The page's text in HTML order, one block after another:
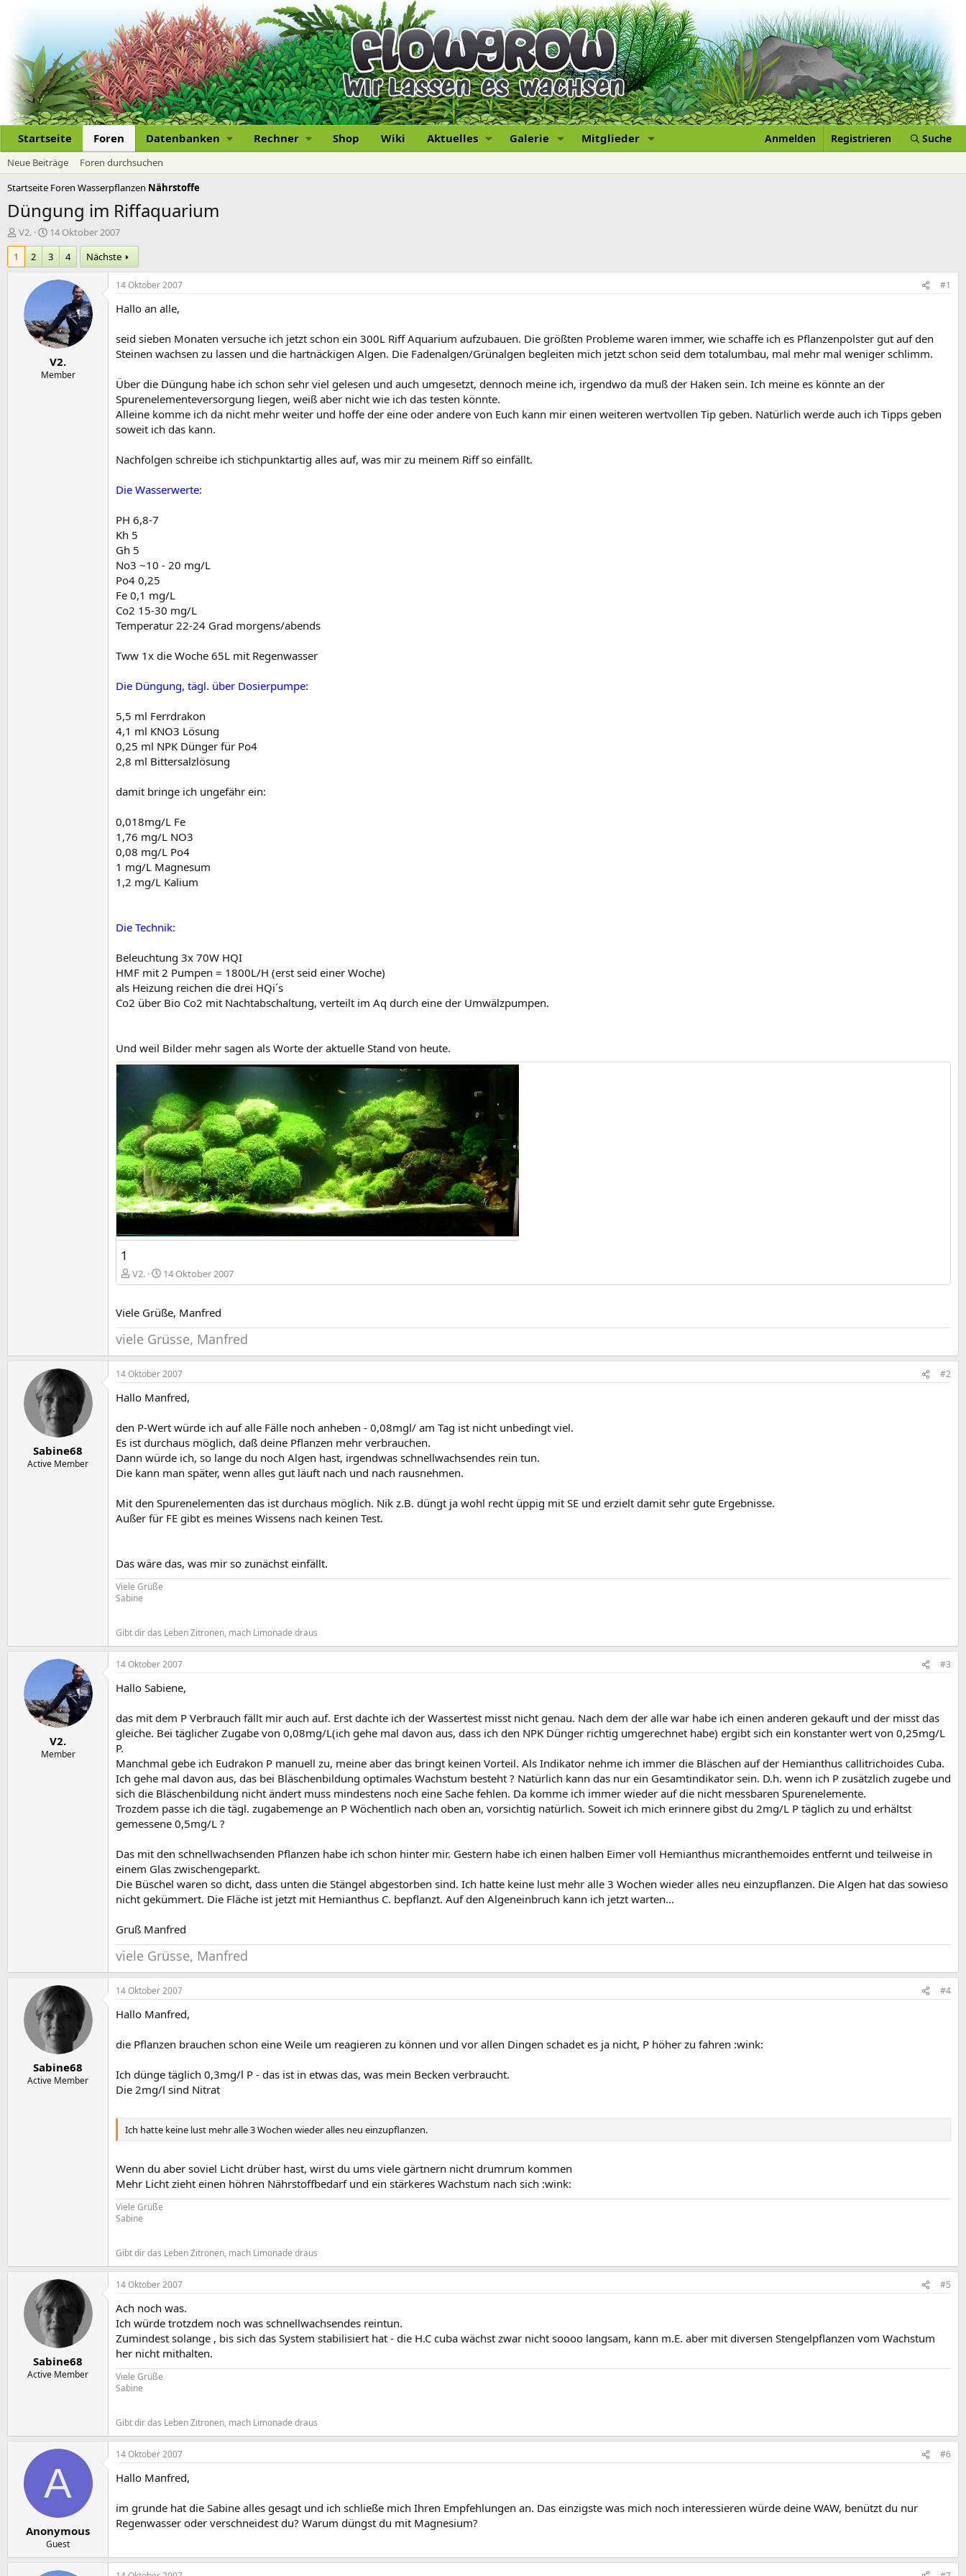
Startseite Foren Datenbanken Rechner Shop Wiki Aktuelles Galerie Mitglieder Anmelden Registrieren Suche
Neue Beiträge
Foren durchsuchen
Startseite Foren Wasserpflanzen Nährstoffe
Düngung im Riffaquarium
E
r
t
V2.
E
r
s
t
e
t
a
m
14 Oktober 2007
1
2 3 4 Nächste
V2.
Member
14 Oktober 2007 #1
Hallo an alle,
seid sieben Monaten versuche ich jetzt schon ein 300L Riff Aquarium aufzubauen. Die größten Probleme waren immer, wie schaffe ich es Pflanzenpolster gut auf den
Steinen wachsen zu lassen und die hartnäckigen Algen. Die Fadenalgen/Grünalgen begleiten mich jetzt schon seid dem totalumbau, mal mehr mal weniger schlimm.
Über die Düngung habe ich schon sehr viel gelesen und auch umgesetzt, dennoch meine ich, irgendwo da muß der Haken sein. Ich meine es könnte an der
Spurenelementeversorgung liegen, weiß aber nicht wie ich das testen könnte.
Alleine komme ich da nicht mehr weiter und hoffe der eine oder andere von Euch kann mir einen weiteren wertvollen Tip geben. Natürlich werde auch ich Tipps geben
soweit ich das kann.
Nachfolgen schreibe ich stichpunktartig alles auf, was mir zu meinem Riff so einfällt.
Die Wasserwerte:
PH 6,8-7
Kh 5
Gh 5
No3 ~10 - 20 mg/L
Po4 0,25
Fe 0,1 mg/L
Co2 15-30 mg/L
Temperatur 22-24 Grad morgens/abends
Tww 1x die Woche 65L mit Regenwasser
Die Düngung, tägl. über Dosierpumpe:
5,5 ml Ferrdrakon
4,1 ml KNO3 Lösung
0,25 ml NPK Dünger für Po4
2,8 ml Bittersalzlösung
damit bringe ich ungefähr ein:
0,018mg/L Fe
1,76 mg/L NO3
0,08 mg/L Po4
1 mg/L Magnesum
1,2 mg/L Kalium
Die Technik:
Beleuchtung 3x 70W HQI
HMF mit 2 Pumpen = 1800L/H (erst seid einer Woche)
als Heizung reichen die drei HQi´s
Co2 über Bio Co2 mit Nachtabschaltung, verteilt im Aq durch eine der Umwälzpumpen.
Und weil Bilder mehr sagen als Worte der aktuelle Stand von heute.
1
V2. 14 Oktober 2007
Viele Grüße, Manfred
viele Grüsse, Manfred
Sabine68
Active Member
14 Oktober 2007 #2
Hallo Manfred,
den P-Wert würde ich auf alle Fälle noch anheben - 0,08mgl/ am Tag ist nicht unbedingt viel.
Es ist durchaus möglich, daß deine Pflanzen mehr verbrauchen.
Dann würde ich, so lange du noch Algen hast, irgendwas schnellwachsendes rein tun.
Die kann man später, wenn alles gut läuft nach und nach rausnehmen.
Mit den Spurenelementen das ist durchaus möglich. Nik z.B. düngt ja wohl recht üppig mit SE und erzielt damit sehr gute Ergebnisse.
Außer für FE gibt es meines Wissens nach keinen Test.
Das wäre das, was mir so zunächst einfällt.
Viele Grüße
Sabine
Gibt dir das Leben Zitronen, mach Limonade draus
V2.
Member
14 Oktober 2007 #3
Hallo Sabiene,
das mit dem P Verbrauch fällt mir auch auf. Erst dachte ich der Wassertest misst nicht genau. Nach dem der alle war habe ich einen anderen gekauft und der misst das
gleiche. Bei täglicher Zugabe von 0,08mg/L(ich gehe mal davon aus, dass ich den NPK Dünger richtig umgerechnet habe) ergibt sich ein konstanter wert von 0,25mg/L
P.
Manchmal gebe ich Eudrakon P manuell zu, meine aber das bringt keinen Vorteil. Als Indikator nehme ich immer die Bläschen auf der Hemianthus callitrichoides Cuba.
Ich gehe mal davon aus, das bei Bläschenbildung optimales Wachstum besteht ? Natürlich kann das nur ein Gesamtindikator sein. D.h. wenn ich P zusätzlich zugebe und
sich die Bläschenbildung nicht ändert muss mindestens noch eine Sache fehlen. Da komme ich immer wieder auf die nicht messbaren Spurenelemente.
Trozdem passe ich die tägl. zugabemenge an P Wöchentlich nach oben an, vorsichtig natürlich. Soweit ich mich erinnere gibst du 2mg/L P täglich zu und erhältst
gemessene 0,5mg/L ?
Das mit den schnellwachsenden Pflanzen habe ich schon hinter mir. Gestern habe ich einen halben Eimer voll Hemianthus micranthemoides entfernt und teilweise in
einem Glas zwischengeparkt.
Die Büschel waren so dicht, dass unten die Stängel abgestorben sind. Ich hatte keine lust mehr alle 3 Wochen wieder alles neu einzupflanzen. Die Algen hat das sowieso
nicht gekümmert. Die Fläche ist jetzt mit Hemianthus C. bepflanzt. Auf den Algeneinbruch kann ich jetzt warten...
Gruß Manfred
viele Grüsse, Manfred
Sabine68
Active Member
14 Oktober 2007 #4
Hallo Manfred,
die Pflanzen brauchen schon eine Weile um reagieren zu können und vor allen Dingen schadet es ja nicht, P höher zu fahren :wink:
Ich dünge täglich 0,3mg/l P - das ist in etwas das, was mein Becken verbraucht.
Die 2mg/l sind Nitrat
Ich hatte keine lust mehr alle 3 Wochen wieder alles neu einzupflanzen.
Wenn du aber soviel Licht drüber hast, wirst du ums viele gärtnern nicht drumrum kommen
Mehr Licht zieht einen höhren Nährstoffbedarf und ein stärkeres Wachstum nach sich :wink:
Viele Grüße
Sabine
Gibt dir das Leben Zitronen, mach Limonade draus
Sabine68
Active Member
14 Oktober 2007 #5
Ach noch was.
Ich würde trotzdem noch was schnellwachsendes reintun.
Zumindest solange , bis sich das System stabilisiert hat - die H.C cuba wächst zwar nicht soooo langsam, kann m.E. aber mit diversen Stengelpflanzen vom Wachstum
her nicht mithalten.
Viele Grüße
Sabine
Gibt dir das Leben Zitronen, mach Limonade draus
A
Anonymous
Guest
14 Oktober 2007 #6
Hallo Manfred,
im grunde hat die Sabine alles gesagt und ich schließe mich Ihren Empfehlungen an. Das einzigste was mich noch interessieren würde deine WAW, benützt du nur
Regenwasser oder verschneidest du? Warum düngst du mit Magnesium?